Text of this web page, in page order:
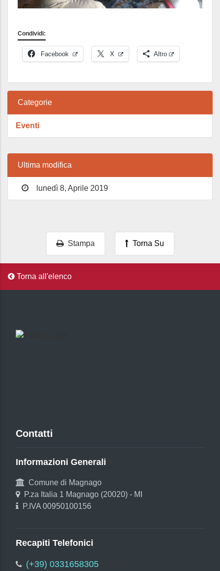
Condividi:
Facebook X Altro
Categorie
Eventi
Ultima modifica
lunedì 8, Aprile 2019
Stampa Torna Su
Torna all'elenco
Contatti
Informazioni Generali
Comune di Magnago
P.za Italia 1 Magnago (20020) - MI
P.IVA 00950100156
Recapiti Telefonici
(+39) 0331658305